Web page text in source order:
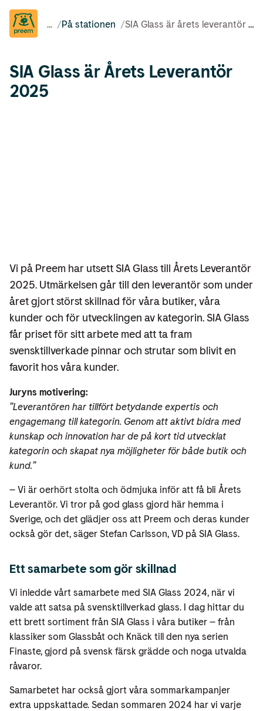
/På stationen /
SIA Glass är Årets Leverantör
2025
Vi på Preem har utsett SIA Glass till Årets Leverantör
2025. Utmärkelsen går till den leverantör som under
året gjort störst skillnad för våra butiker, våra
kunder och för utvecklingen av kategorin. SIA Glass
får priset för sitt arbete med att ta fram
svensktillverkade pinnar och strutar som blivit en
favorit hos våra kunder.
Juryns motivering:
”Leverantören har tillfört betydande expertis och
engagemang till kategorin. Genom att aktivt bidra med
kunskap och innovation har de på kort tid utvecklat
kategorin och skapat nya möjligheter för både butik och
kund.”
– Vi är oerhört stolta och ödmjuka inför att få bli Årets
Leverantör. Vi tror på god glass gjord här hemma i
Sverige, och det glädjer oss att Preem och deras kunder
också gör det, säger Stefan Carlsson, VD på SIA Glass.
Ett samarbete som gör skillnad
Vi inledde vårt samarbete med SIA Glass 2024, när vi
valde att satsa på svensktillverkad glass. I dag hittar du
ett brett sortiment från SIA Glass i våra butiker – från
klassiker som Glassbåt och Knäck till den nya serien
Finaste, gjord på svensk färsk grädde och noga utvalda
råvaror.
Samarbetet har också gjort våra sommarkampanjer
extra uppskattade. Sedan sommaren 2024 har vi varje